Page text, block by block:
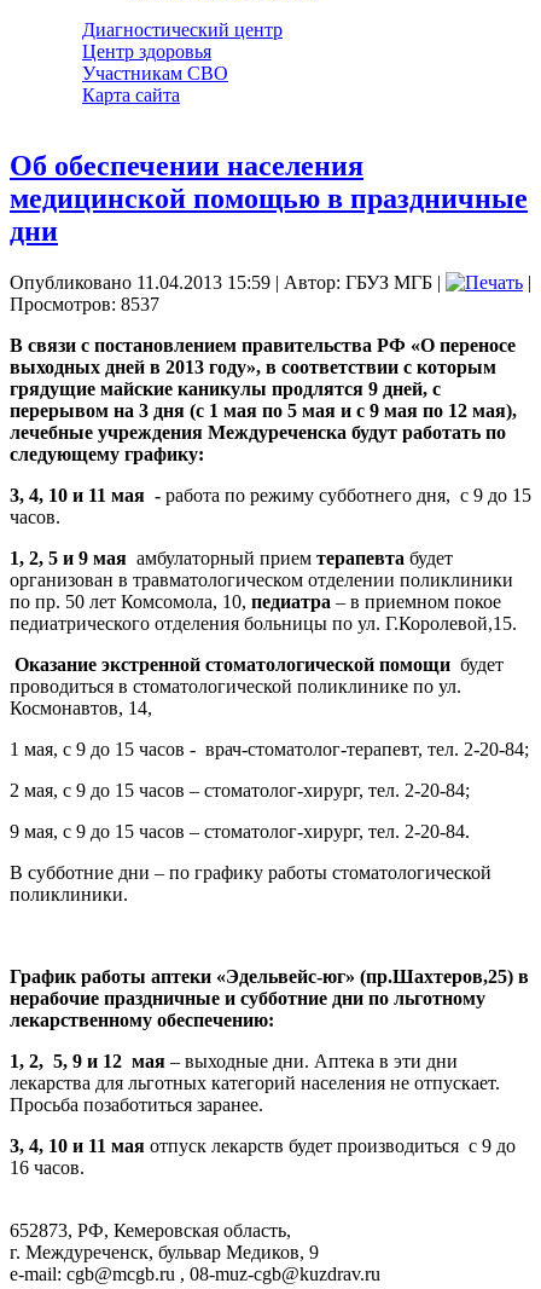
Диагностический центр
Центр здоровья
Участникам СВО
Карта сайта
Об обеспечении населения
медицинской помощью в праздничные
дни
Опубликовано 11.04.2013 15:59 | Автор: ГБУЗ МГБ |
|
Просмотров: 8537
В связи с постановлением правительства РФ «О переносе
выходных дней в 2013 году», в соответствии с которым
грядущие майские каникулы продлятся 9 дней, с
перерывом на 3 дня (с 1 мая по 5 мая и с 9 мая по 12 мая),
лечебные учреждения Междуреченска будут работать по
следующему графику:
3, 4, 10 и 11 мая - работа по режиму субботнего дня, с 9 до 15
часов.
1, 2, 5 и 9 мая амбулаторный прием терапевта будет
организован в травматологическом отделении поликлиники
по пр. 50 лет Комсомола, 10, педиатра – в приемном покое
педиатрического отделения больницы по ул. Г.Королевой,15.
Оказание экстренной стоматологической помощи будет
проводиться в стоматологической поликлинике по ул.
Космонавтов, 14,
1 мая, с 9 до 15 часов - врач-стоматолог-терапевт, тел. 2-20-84;
2 мая, с 9 до 15 часов – стоматолог-хирург, тел. 2-20-84;
9 мая, с 9 до 15 часов – стоматолог-хирург, тел. 2-20-84.
В субботние дни – по графику работы стоматологической
поликлиники.
График работы аптеки «Эдельвейс-юг» (пр.Шахтеров,25) в
нерабочие праздничные и субботние дни по льготному
лекарственному обеспечению:
1, 2, 5, 9 и 12 мая – выходные дни. Аптека в эти дни
лекарства для льготных категорий населения не отпускает.
Просьба позаботиться заранее.
3, 4, 10 и 11 мая отпуск лекарств будет производиться с 9 до
16 часов.
652873, РФ, Кемеровская область,
г. Междуреченск, бульвар Медиков, 9
e-mail: cgb@mcgb.ru , 08-muz-cgb@kuzdrav.ru